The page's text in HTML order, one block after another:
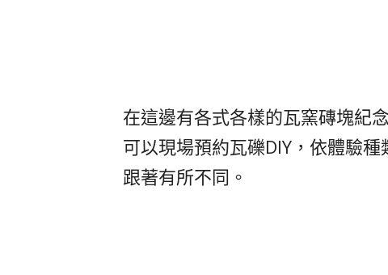
在這邊有各式各樣的瓦窯磚塊紀
可以現場預約瓦礫DIY，依體驗
跟著有所不同。